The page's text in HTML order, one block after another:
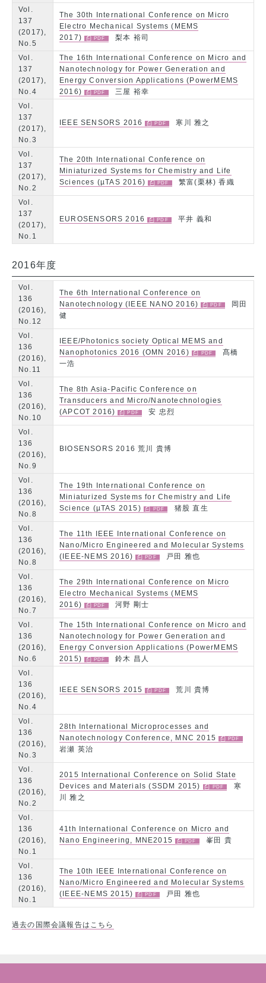
Vol.
137
(2017),
No.5
The 30th International Conference on Micro
Electro Mechanical Systems (MEMS
2017)
梨本 裕司
Vol.
137
(2017),
No.4
The 16th International Conference on Micro and
Nanotechnology for Power Generation and
Energy Conversion Applications (PowerMEMS
2016)
三屋 裕幸
Vol.
137
(2017),
No.3
IEEE SENSORS 2016 寒川 雅之
Vol.
137
(2017),
No.2
The 20th International Conference on
Miniaturized Systems for Chemistry and Life
Sciences (µTAS 2016)
繁富(栗林) 香織
Vol.
137
(2017),
No.1
EUROSENSORS 2016 平井 義和
2016年度
Vol.
136
(2016),
No.12
The 6th International Conference on
Nanotechnology (IEEE NANO 2016)
岡田
健
Vol.
136
(2016),
No.11
IEEE/Photonics society Optical MEMS and
Nanophotonics 2016 (OMN 2016)
髙橋
一浩
Vol.
136
(2016),
No.10
The 8th Asia-Pacific Conference on
Transducers and Micro/Nanotechnologies
(APCOT 2016)
安 忠烈
Vol.
136
(2016),
No.9
BIOSENSORS 2016 荒川 貴博
Vol.
136
(2016),
No.8
The 19th International Conference on
Miniaturized Systems for Chemistry and Life
Science (µTAS 2015)
猪股 直生
Vol.
136
(2016),
No.8
The 11th IEEE International Conference on
Nano/Micro Engineered and Molecular Systems
(IEEE-NEMS 2016)
戸田 雅也
Vol.
136
(2016),
No.7
The 29th International Conference on Micro
Electro Mechanical Systems (MEMS
2016)
河野 剛士
Vol.
136
(2016),
No.6
The 15th International Conference on Micro and
Nanotechnology for Power Generation and
Energy Conversion Applications (PowerMEMS
2015)
鈴木 昌人
Vol.
136
(2016),
No.4
IEEE SENSORS 2015 荒川 貴博
Vol.
136
(2016),
No.3
28th International Microprocesses and
Nanotechnology Conference, MNC 2015
岩瀬 英治
Vol.
136
(2016),
No.2
2015 International Conference on Solid State
Devices and Materials (SSDM 2015)
寒
川 雅之
Vol.
136
(2016),
No.1
41th International Conference on Micro and
Nano Engineering, MNE2015
峯田 貴
Vol.
136
(2016),
No.1
The 10th IEEE International Conference on
Nano/Micro Engineered and Molecular Systems
(IEEE-NEMS 2015)
戸田 雅也
過去の国際会議報告はこちら